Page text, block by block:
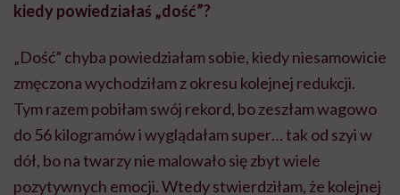
kiedy powiedziałaś „dość”?
„Dość” chyba powiedziałam sobie, kiedy niesamowicie
zmęczona wychodziłam z okresu kolejnej redukcji.
Tym razem pobiłam swój rekord, bo zeszłam wagowo
do 56 kilogramów i wyglądałam super… tak od szyi w
dół, bo na twarzy nie malowało się zbyt wiele
pozytywnych emocji. Wtedy stwierdziłam, że kolejnej